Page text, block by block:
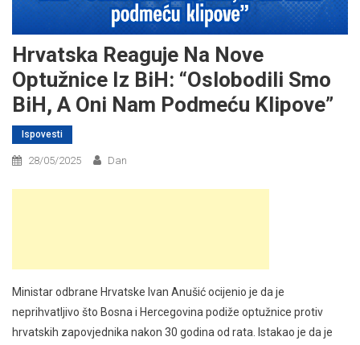
Hrvatska Reaguje Na Nove
Optužnice Iz BiH: “Oslobodili Smo
BiH, A Oni Nam Podmeću Klipove”
Ispovesti
28/05/2025 Dan
Ministar odbrane Hrvatske Ivan Anušić ocijenio je da je
neprihvatljivo što Bosna i Hercegovina podiže optužnice protiv
hrvatskih zapovjednika nakon 30 godina od rata. Istakao je da je